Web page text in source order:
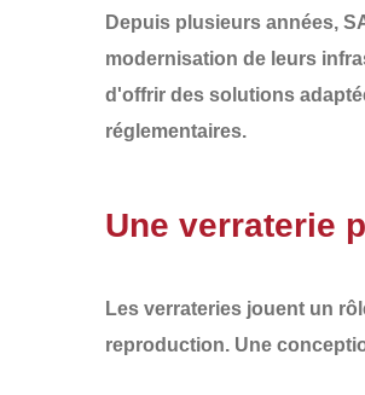
Depuis plusieurs années,
modernisation de leurs
d'offrir des solutions
réglementaires.
Une verraterie
Les verrateries jouent un
reproduction. Une